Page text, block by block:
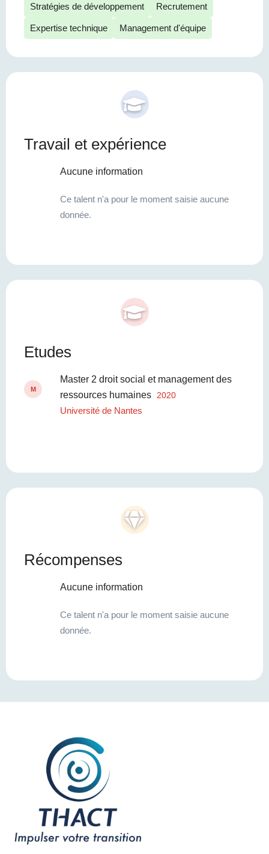
Stratégies de développement Recrutement
Expertise technique Management d'équipe
Travail et expérience
Aucune information
Ce talent n'a pour le moment saisie aucune
donnée.
Etudes
M
Master 2 droit social et management des
ressources humaines
2020
Université de Nantes
Récompenses
Aucune information
Ce talent n'a pour le moment saisie aucune
donnée.